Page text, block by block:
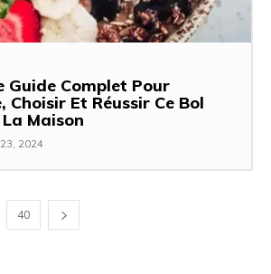
Guide Complet Pour
Choisir Et Réussir Ce Bol
Maison
2024
40